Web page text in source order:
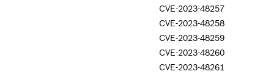
CVE-2023-48257
CVE-2023-48258
CVE-2023-48259
CVE-2023-48260
CVE-2023-48261